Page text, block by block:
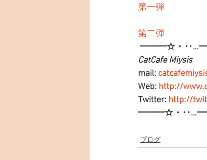
第一弾
第二弾
━━━☆・
CatCafe Miysis
mail:
Web: http://
Twitter: http://
━━━☆・
ブログ